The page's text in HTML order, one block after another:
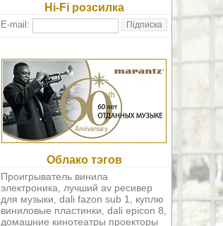
Hi-Fi розсилка
E-mail:
Облако тэгов
Проигрыватель винила
электроника
лучший av ресивер
для музыки dali fazon sub 1
куплю
виниловые пластинки dali epicon 8
домашние кинотеатры проекторы